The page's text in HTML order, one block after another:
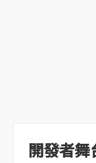
開發者